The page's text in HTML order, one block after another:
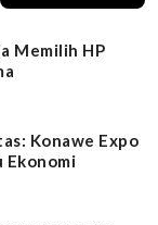
Memilih HP
Konawe Expo
Ekonomi